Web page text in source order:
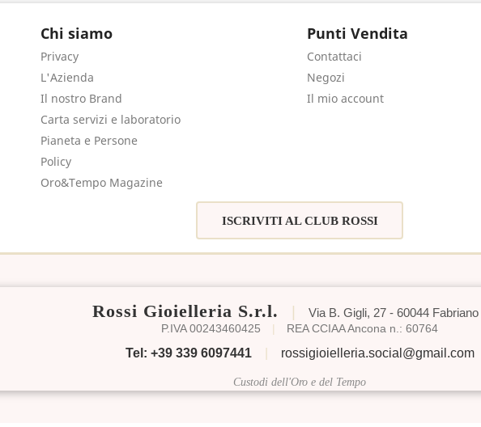
Chi siamo
Privacy
L'Azienda
Il nostro Brand
Carta servizi e laboratorio
Pianeta e Persone
Policy
Oro&Tempo Magazine
Punti Vendita
Contattaci
Negozi
Il mio account
ISCRIVITI AL CLUB ROSSI
Rossi Gioielleria S.r.l. Via B. Gigli, 27 - 60044
P.IVA 00243460425 REA CCIAA Ancona n.: 60764
Tel: +39 339 6097441 rossigioielleria.social@gmail.com
Custodi dell'Oro e del Tempo